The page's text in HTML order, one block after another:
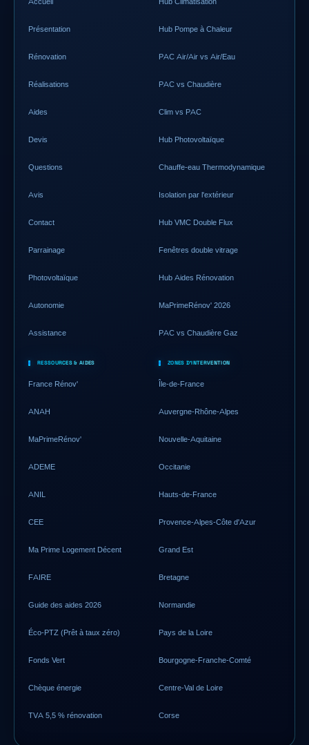
Présentation
Rénovation
Réalisations
Aides
Devis
Questions
Avis
Contact
Parrainage
Photovoltaïque
Autonomie
Assistance
Hub Pompe à Chaleur
PAC Air/Air vs Air/Eau
PAC vs Chaudière
Clim vs PAC
Hub Photovoltaïque
Chauffe-eau Thermodynamique
Isolation par l'extérieur
Hub VMC Double Flux
Fenêtres double vitrage
Hub Aides Rénovation
MaPrimeRénov' 2026
PAC vs Chaudière Gaz
RESSOURCES & AIDES
France Rénov'
ANAH
MaPrimeRénov'
ADEME
ANIL
CEE
Ma Prime Logement Décent
FAIRE
Guide des aides 2026
Éco-PTZ (Prêt à taux zéro)
Fonds Vert
Chèque énergie
TVA 5,5 % rénovation
ZONES D'INTERVENTION
Île-de-France
Auvergne-Rhône-Alpes
Nouvelle-Aquitaine
Occitanie
Hauts-de-France
Provence-Alpes-Côte d'Azur
Grand Est
Bretagne
Normandie
Pays de la Loire
Bourgogne-Franche-Comté
Centre-Val de Loire
Corse